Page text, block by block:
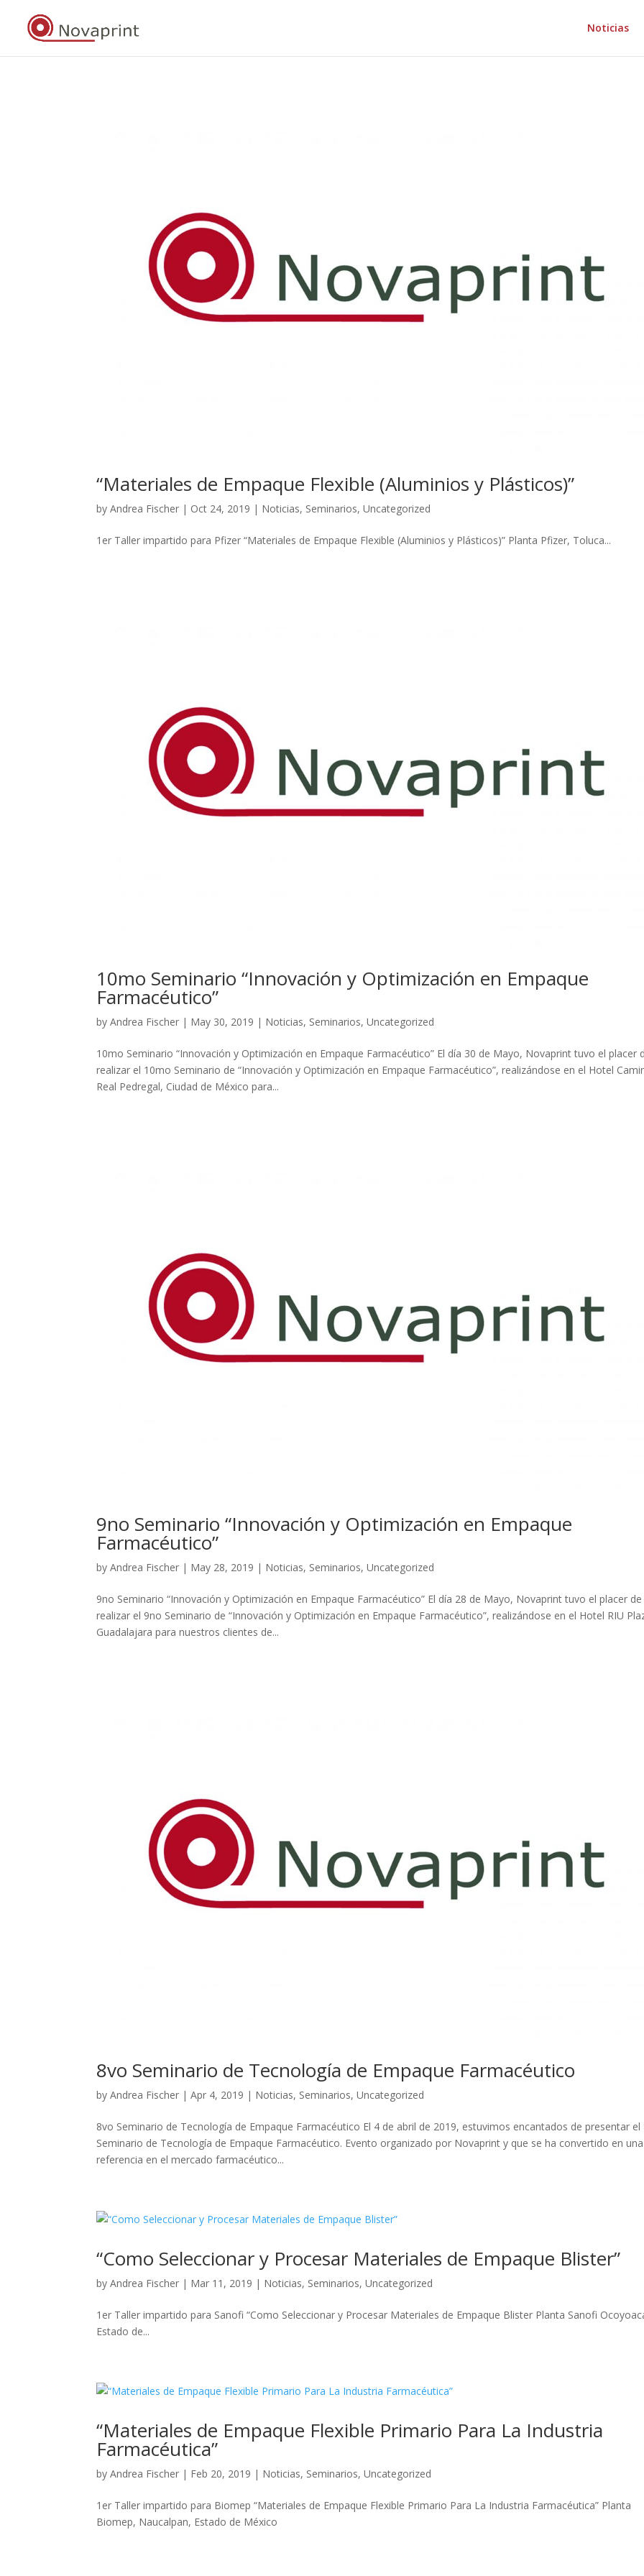
Noticias
“Materiales de Empaque Flexible (Aluminios y Plásticos)”
byAndrea Fischer | Oct 24, 2019 | Noticias, Seminarios,Uncategorized
1er Taller impartido para Pfizer “Materiales de Empaque Flexible (Aluminios y Plásticos)” Planta Pfizer, Toluca...
10mo Seminario “Innovación y Optimización en Empaque
Farmacéutico”
byAndrea Fischer | May 30, 2019 | Noticias, Seminarios,Uncategorized
10mo Seminario “Innovación y Optimización en Empaque Farmacéutico” El día 30 de Mayo, Novaprint tuvo el placer
realizar el 10mo Seminario de “Innovación y Optimización en Empaque Farmacéutico”, realizándose en el Hotel
Real Pedregal, Ciudad de México para...
9no Seminario “Innovación y Optimización en Empaque
Farmacéutico”
byAndrea Fischer | May 28, 2019 | Noticias, Seminarios,Uncategorized
9no Seminario “Innovación y Optimización en Empaque Farmacéutico” El día 28 de Mayo, Novaprint tuvo el placer de
realizar el 9no Seminario de “Innovación y Optimización en Empaque Farmacéutico”, realizándose en el Hotel RIU
Guadalajara para nuestros clientes de...
8vo Seminario de Tecnología de Empaque Farmacéutico
byAndrea Fischer |Apr 4, 2019 | Noticias, Seminarios,Uncategorized
8vo Seminario de Tecnología de Empaque Farmacéutico El 4 de abril de 2019, estuvimos encantados de presentar el
Seminario de Tecnología de Empaque Farmacéutico. Evento organizado por Novaprint y que se ha convertido en una
referencia en el mercado farmacéutico...
“Como Seleccionar y Procesar Materiales de Empaque Blister”
byAndrea Fischer | Mar 11, 2019 | Noticias, Seminarios,Uncategorized
1er Taller impartido para Sanofi “Como Seleccionar y Procesar Materiales de Empaque Blister Planta Sanofi
Estado de...
“Materiales de Empaque Flexible Primario Para La Industria
Farmacéutica”
byAndrea Fischer | Feb 20, 2019 | Noticias, Seminarios,Uncategorized
1er Taller impartido para Biomep “Materiales de Empaque Flexible Primario Para La Industria Farmacéutica” Planta
Biomep, Naucalpan, Estado de México